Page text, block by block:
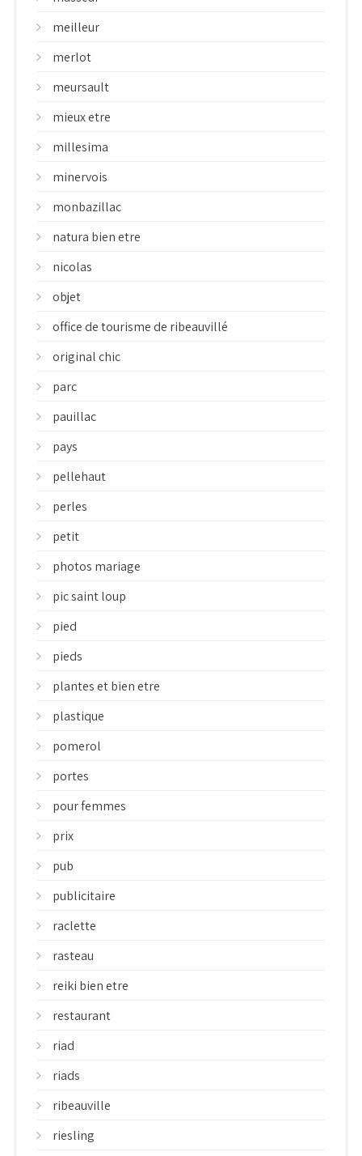
meilleur
merlot
meursault
mieux etre
millesima
minervois
monbazillac
natura bien etre
nicolas
objet
office de tourisme de ribeauvillé
original chic
parc
pauillac
pays
pellehaut
perles
petit
photos mariage
pic saint loup
pied
pieds
plantes et bien etre
plastique
pomerol
portes
pour femmes
prix
pub
publicitaire
raclette
rasteau
reiki bien etre
restaurant
riad
riads
ribeauville
riesling